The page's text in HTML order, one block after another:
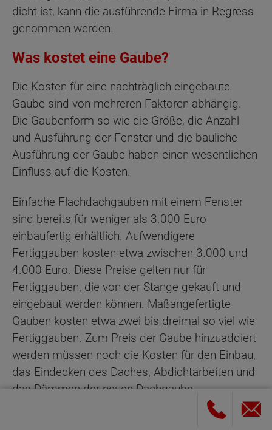
dicht ist, kann die ausführende Firma in Regress
genommen werden.
Was kostet eine Gaube?
Die Kosten für eine nachträglich eingebaute
Gaube sind von mehreren Faktoren abhängig.
Die Gaubenform so wie die Größe, die Anzahl
und Ausführung der Fenster und die bauliche
Ausführung der Gaube haben einen wesentlichen
Einfluss auf die Kosten.
Einfache Flachdachgauben mit einem Fenster
sind bereits für weniger als 3.000 Euro
einbaufertig erhältlich. Aufwendigere
Fertiggauben kosten etwa zwischen 3.000 und
4.000 Euro. Diese Preise gelten nur für
Fertiggauben, die von der Stange gekauft und
eingebaut werden können. Maßangefertigte
Gauben kosten etwa zwei bis dreimal so viel wie
Fertiggauben. Zum Preis der Gaube hinzuaddiert
werden müssen noch die Kosten für den Einbau,
das Eindecken des Daches, Abdichtarbeiten und
das Dämmen der neuen Dachgaube.
Fledermausgauben sind sehr aufwendig und
kosten bei einer kleinen Größe und dem Einbau in